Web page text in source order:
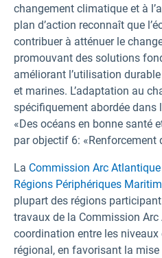
changement climatique et à
plan d’action reconnaît que
contribuer à atténuer le
promouvant des solutions
améliorant l’utilisation
et marines. L’adaptation au
spécifiquement abordée dans
«Des océans en bonne santé
par objectif 6: «Renforcement
La Commission Arc Atlantique
Régions Périphériques
plupart des régions
travaux de la Commission
coordination entre les
régional, en favorisant la